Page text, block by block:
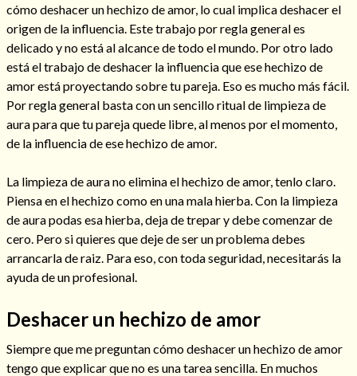
Endulzamiento
Consulta de tarot online
cómo deshacer un hechizo de amor, lo cual implica deshacer el
origen de la influencia. Este trabajo por regla general es
delicado y no está al alcance de todo el mundo. Por otro lado
está el trabajo de deshacer la influencia que ese hechizo de
amor está proyectando sobre tu pareja. Eso es mucho más fácil.
Por regla general basta con un sencillo ritual de limpieza de
aura para que tu pareja quede libre, al menos por el momento,
de la influencia de ese hechizo de amor.
La limpieza de aura no elimina el hechizo de amor, tenlo claro.
Piensa en el hechizo como en una mala hierba. Con la limpieza
de aura podas esa hierba, deja de trepar y debe comenzar de
cero. Pero si quieres que deje de ser un problema debes
arrancarla de raiz. Para eso, con toda seguridad, necesitarás la
ayuda de un profesional.
Deshacer un hechizo de amor
Siempre que me preguntan cómo deshacer un hechizo de amor
tengo que explicar que no es una tarea sencilla. En muchos